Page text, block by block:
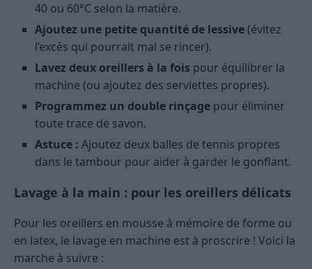
40 ou 60°C selon la matière.
Ajoutez une petite quantité de lessive (évitez
l’excès qui pourrait mal se rincer).
Lavez deux oreillers à la fois pour équilibrer la
machine (ou ajoutez des serviettes propres).
Programmez un double rinçage pour éliminer
toute trace de savon.
Astuce : Ajoutez deux balles de tennis propres
dans le tambour pour aider à garder le gonflant.
Lavage à la main : pour les oreillers délicats
Pour les oreillers en mousse à mémoire de forme ou
en latex, le lavage en machine est à proscrire ! Voici la
marche à suivre :